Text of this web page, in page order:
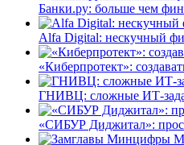
Банки.ру: больше чем
Alfa Digital: нескучный
«Киберпротект»:
ГНИВЦ: сложные
«СИБУР Диджитал»: